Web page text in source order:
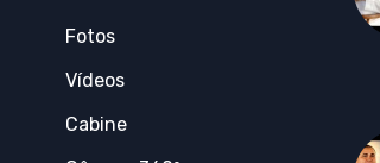
Fotos
Vídeos
Cabine